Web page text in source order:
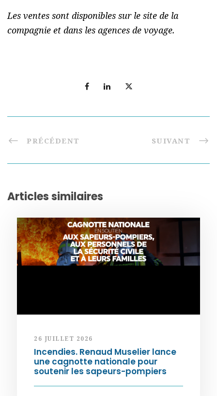
Les ventes sont disponibles sur le site de la
compagnie et dans les agences de voyage.
PRÉCÉDENT SUIVANT
Articles similaires
26 JUILLET 2026
Incendies. Renaud Muselier lance
une cagnotte nationale pour
soutenir les sapeurs-pompiers